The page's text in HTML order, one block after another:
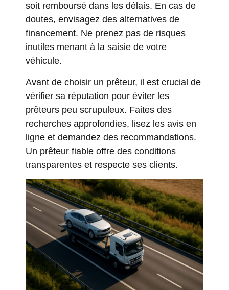
soit remboursé dans les délais. En cas de
doutes, envisagez des alternatives de
financement. Ne prenez pas de risques
inutiles menant à la saisie de votre
véhicule.
Avant de choisir un prêteur, il est crucial de
vérifier sa réputation pour éviter les
prêteurs peu scrupuleux. Faites des
recherches approfondies, lisez les avis en
ligne et demandez des recommandations.
Un prêteur fiable offre des conditions
transparentes et respecte ses clients.